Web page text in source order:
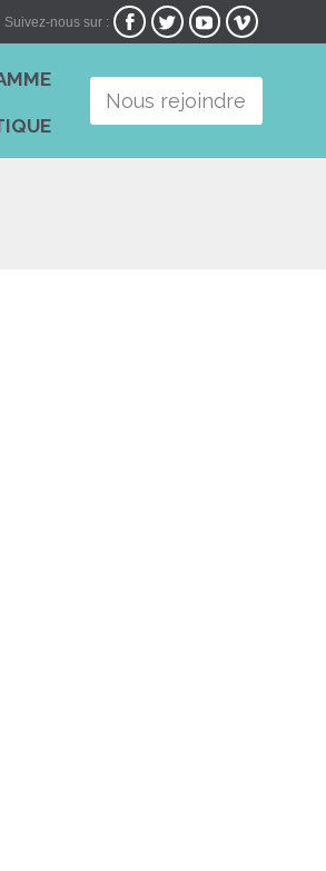
Suivez-nous sur :    
contentNous rejoindre